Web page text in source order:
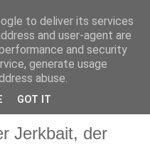
Jerkbait, der
to deliver its services
and user-agent are
and security
generate usage
abuse.
GOT IT